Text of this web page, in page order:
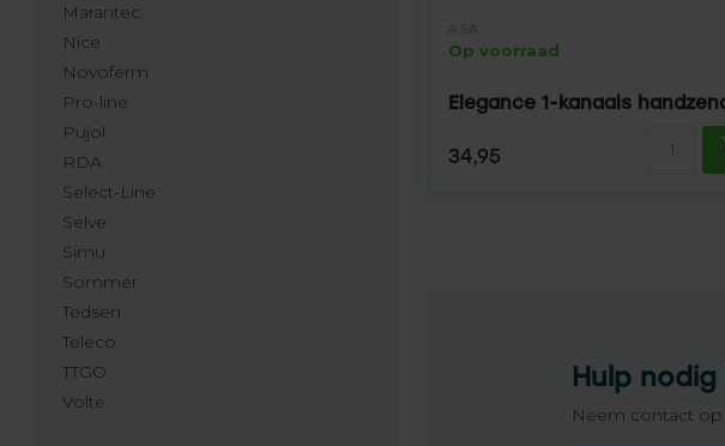
Marantec
Nice
Novoferm
Pro-line
Pujol
RDA
Select-Line
Selve
Simu
Sommer
Tedsen
Teleco
TTGO
Volte
ASA
Op voorraad
Elegance 1-kanaals
34,95
Hulp
Neem contact